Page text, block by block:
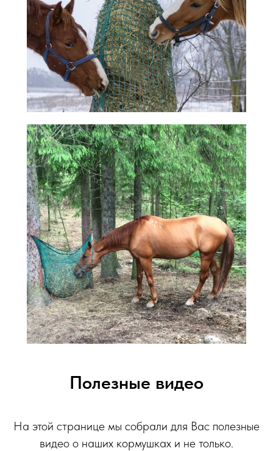
Полезные видео
На этой странице мы собрали для Вас полезные
видео о наших кормушках и не только.